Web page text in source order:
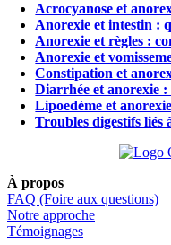
Acrocyanose et
Anorexie et intestin :
Anorexie et règles :
Anorexie et
Constipation et
Diarrhée et anorexie :
Lipoedème et
Troubles digestifs liés
À propos
FAQ (Foire aux questions)
Notre approche
Témoignages